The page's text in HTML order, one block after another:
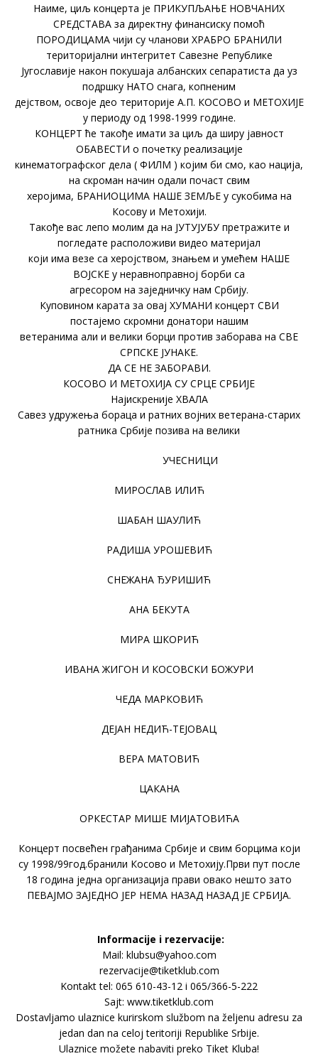
Наиме, циљ концерта је ПРИКУПЉАЊЕ НОВЧАНИХ
СРЕДСТАВА за директну финансиску помоћ
ПОРОДИЦАМА чији су чланови ХРАБРО БРАНИЛИ
територијални интегритет Савезне Републике
Југославије након покушаја албанских сепаратиста да уз
подршку НАТО снага, копненим
дејством, освоје део територије А.П. КОСОВО и МЕТОХИЈЕ
у периоду од 1998-1999 године.
КОНЦЕРТ ће такође имати за циљ да ширу јавност
ОБАВЕСТИ о почетку реализације
кинематографског дела ( ФИЛМ ) којим би смо, као нација,
на скроман начин одали почаст свим
херојима, БРАНИОЦИМА НАШЕ ЗЕМЉЕ у сукобима на
Косову и Метохији.
Такође вас лепо молим да на ЈУТУЈУБУ претражите и
погледате расположиви видео материјал
који има везе са херојством, знањем и умећем НАШЕ
ВОЈСКЕ у неравноправној борби са
агресором на заједничку нам Србију.
Куповином карата за овај ХУМАНИ концерт СВИ
постајемо скромни донатори нашим
ветеранима али и велики борци против заборава на СВЕ
СРПСКЕ ЈУНАКЕ.
ДА СЕ НЕ ЗАБОРАВИ.
КОСОВО И МЕТОХИЈА СУ СРЦЕ СРБИЈЕ
Најискреније ХВАЛА
Савез удружења бораца и ратних војних ветерана-старих
ратника Србије позива на велики
УЧЕСНИЦИ
МИРОСЛАВ ИЛИЋ
ШАБАН ШАУЛИЋ
РАДИША УРОШЕВИЋ
СНЕЖАНА ЂУРИШИЋ
АНА БЕКУТА
МИРА ШКОРИЋ
ИВАНА ЖИГОН И КОСОВСКИ БОЖУРИ
ЧЕДА МАРКОВИЋ
ДЕЈАН НЕДИЋ-ТЕЈОВАЦ
ВЕРА МАТОВИЋ
ЦАКАНА
ОРКЕСТАР МИШЕ МИЈАТОВИЋА
Концерт посвећен грађанима Србије и свим борцима који
су 1998/99год.бранили Косово и Метохију.Први пут после
18 година једна организација прави овако нешто зато
ПЕВАЈМО ЗАЈЕДНО ЈЕР НЕМА НАЗАД НАЗАД ЈЕ СРБИЈА.
Informacije i rezervacije:
Mail: klubsu@yahoo.com
rezervacije@tiketklub.com
Kontakt tel: 065 610-43-12 i 065/366-5-222
Sajt: www.tiketklub.com
Dostavljamo ulaznice kurirskom službom na željenu adresu za
jedan dan na celoj teritoriji Republike Srbije.
Ulaznice možete nabaviti preko Tiket Kluba!